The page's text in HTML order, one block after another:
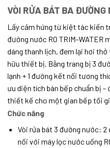
VÒI RỬA BÁT BA ĐƯỜNG
Lấy cảm hứng từ kiệt tác kiến
đường nước RO TRIM-WATER
dáng thanh lịch, đem lại hơi
hữu thiết bị. Bằng trang bị 3
lạnh + 1 đường kết nối tương
ưu diện tích bàn bếp chuẩn bị
thiết kế cho một gian bếp tối
Chức năng
Vòi rửa bát 3 đường nước: 2
nối với máy lọc nước uống